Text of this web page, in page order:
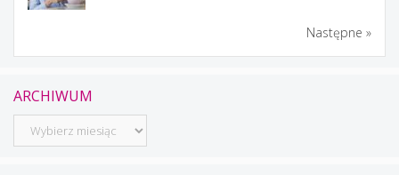
Następne »
ARCHIWUM
Archiwum